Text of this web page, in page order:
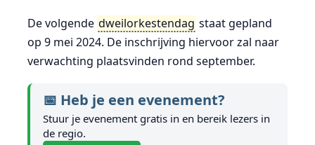
De volgende dweilorkestendag staat gepland
op 9 mei 2024. De inschrijving hiervoor zal naar
verwachting plaatsvinden rond september.
📅 Heb je een evenement?
Stuur je evenement gratis in en bereik lezers in
de regio.